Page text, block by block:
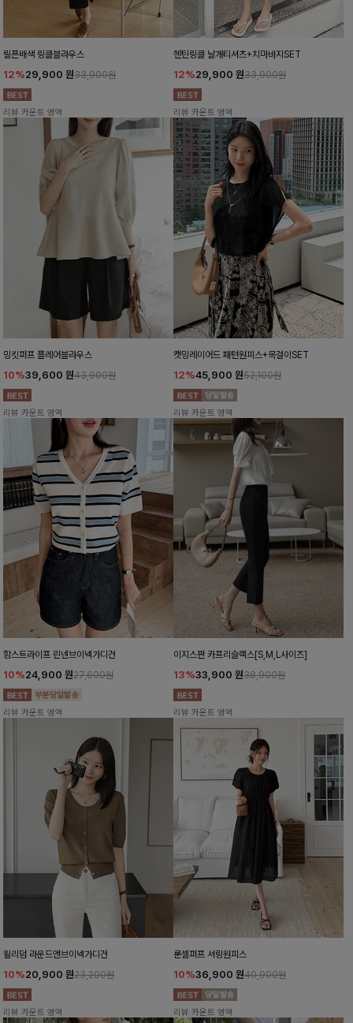
릴픈배색 링클블라우스
12%29,900 원33,900원
리뷰 카운트 영역
헨틴링클 날개티셔츠+치마바지SET
12%29,900 원33,900원
리뷰 카운트 영역
밍킷퍼프 플레어블라우스
10%39,600 원43,900원
리뷰 카운트 영역
캣밍레이어드 패턴원피스+목걸이SET
12%45,900 원52,100원
리뷰 카운트 영역
함스트라이프 린넨브이넥가디건
10%24,900 원27,600원
리뷰 카운트 영역
이지스판 카프리슬랙스[S,M,L사이즈]
13%33,900 원38,900원
리뷰 카운트 영역
윌리덤 라운드앤브이넥가디건
10%20,900 원23,200원
리뷰 카운트 영역
룬셀퍼프 셔링원피스
10%36,900 원40,900원
리뷰 카운트 영역